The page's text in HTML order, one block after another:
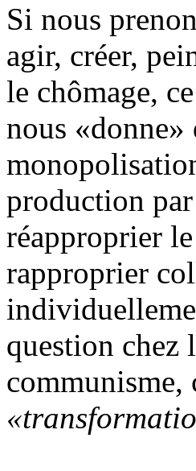
Si nous
agir, créer,
le chômage,
nous
production
réapproprier
rapproprier
question chez
communisme,